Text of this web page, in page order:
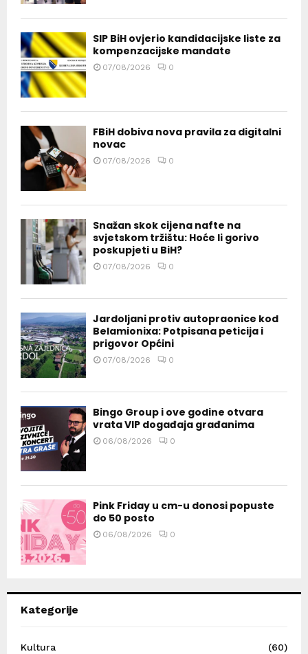
SIP BiH ovjerio kandidacijske liste za
kompenzacijske mandate
07/08/2026 0
FBiH dobiva nova pravila za digitalni
novac
07/08/2026 0
Snažan skok cijena nafte na
svjetskom tržištu: Hoće li gorivo
poskupjeti u BiH?
07/08/2026 0
Jardoljani protiv autopraonice kod
Belamionixa: Potpisana peticija i
prigovor Općini
07/08/2026 0
Bingo Group i ove godine otvara
vrata VIP događaja građanima
06/08/2026 0
Pink Friday u cm-u donosi popuste
do 50 posto
06/08/2026 0
Kategorije
Kultura
(60)